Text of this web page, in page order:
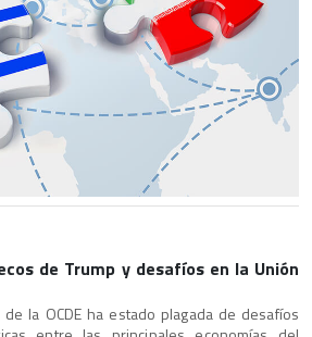
de Trump y desafíos en la Unión
la OCDE ha estado plagada de desafíos